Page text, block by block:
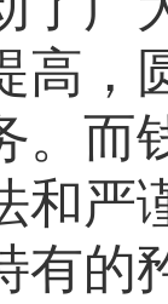
高，
。而
和严
有的